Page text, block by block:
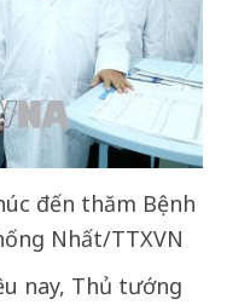
đến thăm Bệnh
Nhất/TTXVN
nay, Thủ tướng